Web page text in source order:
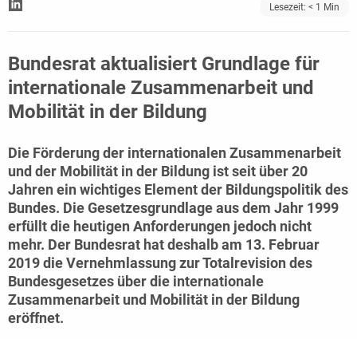
Lesezeit: < 1 Min
Bundesrat aktualisiert Grundlage für
internationale Zusammenarbeit und
Mobilität in der Bildung
Die Förderung der internationalen Zusammenarbeit
und der Mobilität in der Bildung ist seit über 20
Jahren ein wichtiges Element der Bildungspolitik des
Bundes. Die Gesetzesgrundlage aus dem Jahr 1999
erfüllt die heutigen Anforderungen jedoch nicht
mehr. Der Bundesrat hat deshalb am 13. Februar
2019 die Vernehmlassung zur Totalrevision des
Bundesgesetzes über die internationale
Zusammenarbeit und Mobilität in der Bildung
eröffnet.